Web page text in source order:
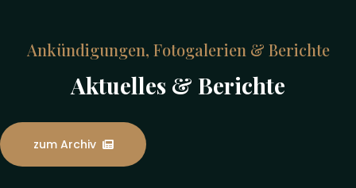
Ankündigungen, Fotogalerien & Berichte
Aktuelles & Berichte
zum Archiv